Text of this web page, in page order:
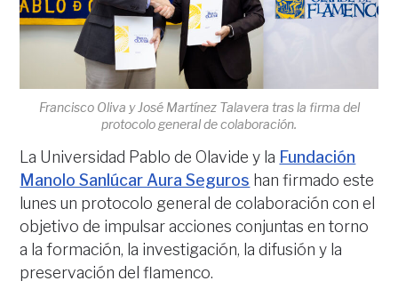
Francisco Oliva y José Martínez Talavera tras la firma del
protocolo general de colaboración.
La Universidad Pablo de Olavide y la Fundación
Manolo Sanlúcar Aura Seguros han firmado este
lunes un protocolo general de colaboración con el
objetivo de impulsar acciones conjuntas en torno
a la formación, la investigación, la difusión y la
preservación del flamenco.